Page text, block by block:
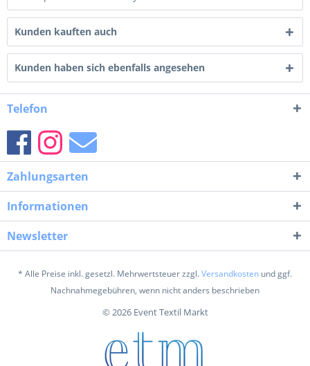
Kunden kauften auch
Kunden haben sich ebenfalls angesehen
Telefon
Zahlungsarten
Informationen
Newsletter
* Alle Preise inkl. gesetzl. Mehrwertsteuer zzgl.Versandkosten und ggf.
Nachnahmegebühren, wenn nicht anders beschrieben
© 2026 Event Textil Markt